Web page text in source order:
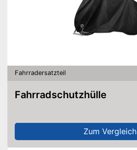
Fahrradersatzteil
Fahrradschutzhülle
Zum Vergleich